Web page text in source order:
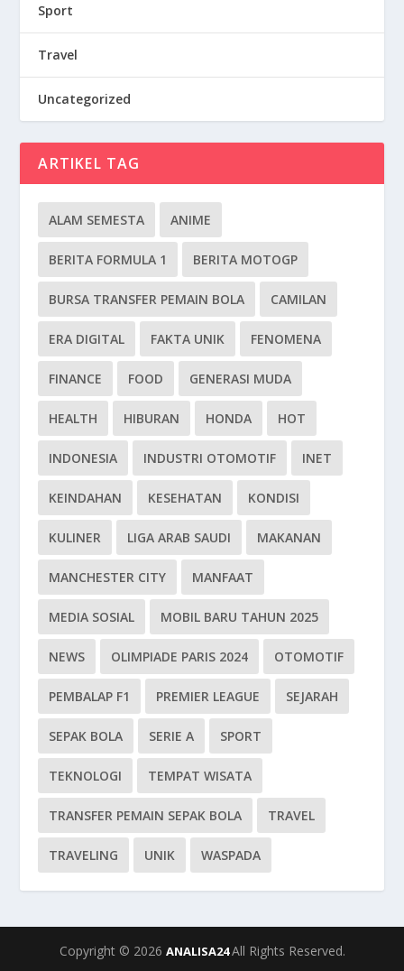
Sport
Travel
Uncategorized
ARTIKEL TAG
ALAM SEMESTA ANIME
BERITA FORMULA 1 BERITA MOTOGP
BURSA TRANSFER PEMAIN BOLA CAMILAN
ERA DIGITAL FAKTA UNIK FENOMENA
FINANCE FOOD GENERASI MUDA
HEALTH HIBURAN HONDA HOT
INDONESIA INDUSTRI OTOMOTIF INET
KEINDAHAN KESEHATAN KONDISI
KULINER LIGA ARAB SAUDI MAKANAN
MANCHESTER CITY MANFAAT
MEDIA SOSIAL MOBIL BARU TAHUN 2025
NEWS OLIMPIADE PARIS 2024 OTOMOTIF
PEMBALAP F1 PREMIER LEAGUE SEJARAH
SEPAK BOLA SERIE A SPORT
TEKNOLOGI TEMPAT WISATA
TRANSFER PEMAIN SEPAK BOLA TRAVEL
TRAVELING UNIK WASPADA
Copyright © 2026 ANALISA24All Rights Reserved.